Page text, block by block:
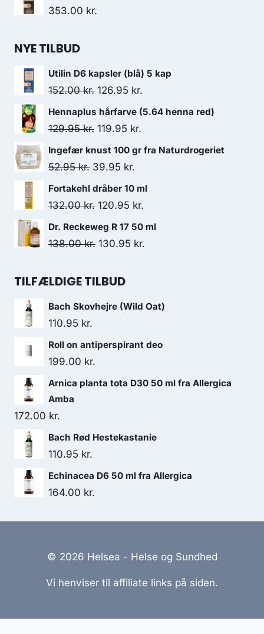
353.00 kr.
NYE TILBUD
Utilin D6 kapsler (blå) 5 kap
152.00kr. Den
oprindelige
pris
152.00 kr..
126.95 kr.
aktuelle
Hennaplus hårfarve (5.64 henna red)
129.95kr. Den
oprindelige
pris
var:
129.95 kr..
119.95 kr.
aktuelle
Ingefær knust 100 gr fra Naturdrogeriet
52.95kr. Den
oprindelige
pris
52.95 kr..
39.95 kr.
aktuelle
pris
39.95 kr..
Fortakehl dråber 10 ml
132.00kr. Den
oprindelige
pris
132.00 kr..
120.95 kr.
aktuelle
Dr. Reckeweg R 17 50 ml
138.00kr. Den
pris
138.00 kr..
130.95 kr.
130.95 kr..
TILFÆLDIGE TILBUD
Bach Skovhejre (Wild Oat)
110.95 kr.
Roll on antiperspirant deo
199.00 kr.
Arnica planta tota D30 50 ml fra Allergica
Amba
172.00 kr.
Bach Rød Hestekastanie
110.95 kr.
Echinacea D6 50 ml fra Allergica
164.00 kr.
© 2026 Helsea - Helse og Sundhed
Vi henviser til affiliate links på siden.